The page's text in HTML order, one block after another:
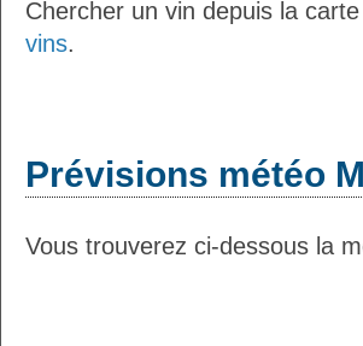
Chercher un vin depuis la
vins.
Prévisions météo
Vous trouverez ci-dessous la